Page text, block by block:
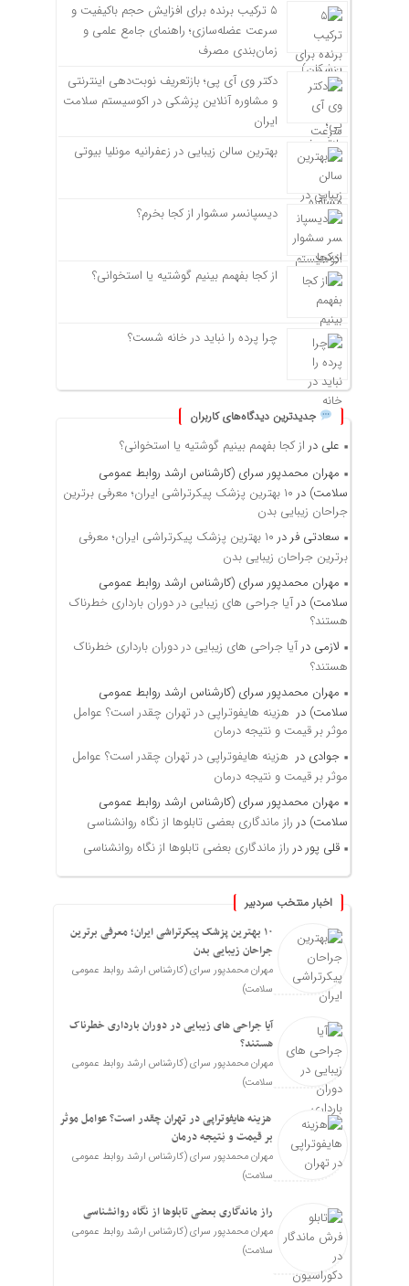
۵ ترکیب برنده برای افزایش حجم باکیفیت و
سرعت عضله‌سازی؛ راهنمای جامع علمی و
زمان‌بندی مصرف
دکتر وی آی پی؛ بازتعریف نوبت‌دهی اینترنتی
و مشاوره آنلاین پزشکی در اکوسیستم سلامت
ایران
بهترین سالن زیبایی در زعفرانیه مونلیا بیوتی
دیسپانسر سشوار از کجا بخرم؟
از کجا بفهمم بینیم گوشتیه یا استخوانی؟
چرا پرده را نباید در خانه شست؟
جدیدترین دیدگاه‌های کاربران
علی در از کجا بفهمم بینیم گوشتیه یا استخوانی؟
مهران محمدپور سرای (کارشناس ارشد روابط عمومی
سلامت) در
۱۰ بهترین پزشک پیکرتراشی ایران؛ معرفی برترین
جراحان زیبایی بدن
سعادتی فر در
۱۰ بهترین پزشک پیکرتراشی ایران؛ معرفی
برترین جراحان زیبایی بدن
مهران محمدپور سرای (کارشناس ارشد روابط عمومی
سلامت) در آیا جراحی های زیبایی در دوران بارداری خطرناک
هستند؟
لازمی در آیا جراحی های زیبایی در دوران بارداری خطرناک
هستند؟
مهران محمدپور سرای (کارشناس ارشد روابط عمومی
سلامت) در هزینه هایفوتراپی در تهران چقدر است؟ عوامل
موثر بر قیمت و نتیجه درمان
جوادی در هزینه هایفوتراپی در تهران چقدر است؟ عوامل
موثر بر قیمت و نتیجه درمان
مهران محمدپور سرای (کارشناس ارشد روابط عمومی
سلامت) در راز ماندگاری بعضی تابلوها از نگاه روانشناسی
قلی پور در راز ماندگاری بعضی تابلوها از نگاه روانشناسی
اخبار منتخب سردبیر
۱۰ بهترین پزشک پیکرتراشی ایران؛ معرفی برترین
جراحان زیبایی بدن
مهران محمدپور سرای (کارشناس ارشد روابط عمومی
سلامت)
آیا جراحی های زیبایی در دوران بارداری خطرناک
هستند؟
مهران محمدپور سرای (کارشناس ارشد روابط عمومی
سلامت)
هزینه هایفوتراپی در تهران چقدر است؟ عوامل موثر
بر قیمت و نتیجه درمان
مهران محمدپور سرای (کارشناس ارشد روابط عمومی
سلامت)
راز ماندگاری بعضی تابلوها از نگاه روانشناسی
مهران محمدپور سرای (کارشناس ارشد روابط عمومی
سلامت)